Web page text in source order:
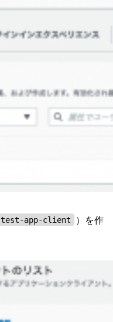
test-app-client
）を作